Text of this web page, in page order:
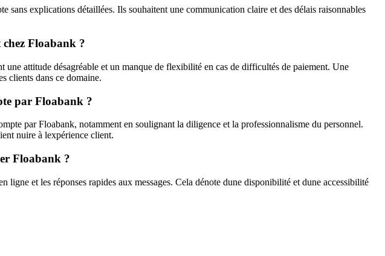
sans explications détaillées. Ils souhaitent une communication claire et des délais raisonnables
chez Floabank ?
attitude désagréable et un manque de flexibilité en cas de difficultés de paiement. Une
clients dans ce domaine.
par Floabank ?
par Floabank, notamment en soulignant la diligence et la professionnalisme du personnel.
nuire à lexpérience client.
Floabank ?
et les réponses rapides aux messages. Cela dénote dune disponibilité et dune accessibilité